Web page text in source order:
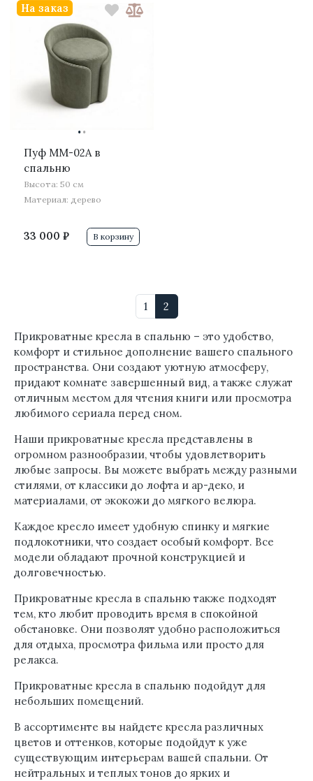
··
Пуф MM-02A в
спальню
Высота: 50 см
Материал: дерево
33 000 ₽
На заказ
В корзину
1 2
Прикроватные кресла в спальню – это удобство,
комфорт и стильное дополнение вашего спального
пространства. Они создают уютную атмосферу,
придают комнате завершенный вид, а также служат
отличным местом для чтения книги или просмотра
любимого сериала перед сном.
Наши прикроватные кресла представлены в
огромном разнообразии, чтобы удовлетворить
любые запросы. Вы можете выбрать между разными
стилями, от классики до лофта и ар-деко, и
материалами, от экокожи до мягкого велюра.
Каждое кресло имеет удобную спинку и мягкие
подлокотники, что создает особый комфорт. Все
модели обладают прочной конструкцией и
долговечностью.
Прикроватные кресла в спальню также подходят
тем, кто любит проводить время в спокойной
обстановке. Они позволят удобно расположиться
для отдыха, просмотра фильма или просто для
релакса.
Прикроватные кресла в спальню подойдут для
небольших помещений.
В ассортименте вы найдете кресла различных
цветов и оттенков, которые подойдут к уже
существующим интерьерам вашей спальни. От
нейтральных и теплых тонов до ярких и